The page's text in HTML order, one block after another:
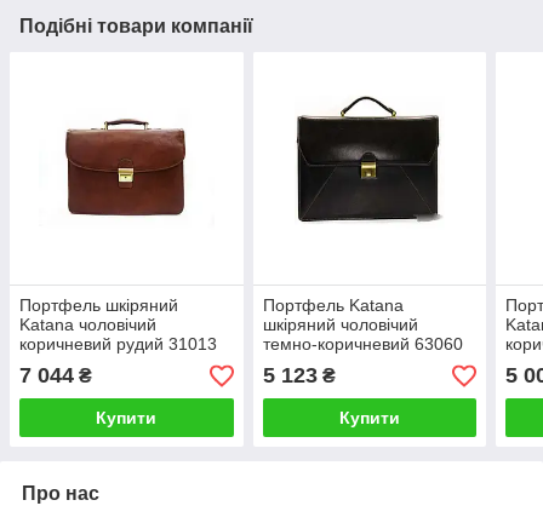
Подібні товари компанії
Портфель шкіряний
Katana чоловічий
коричневий рудий 31013
7 044 ₴
Купити
Портфель Katana
шкіряний чоловічий
темно-коричневий 63060
5 123₴
Купити
5
Про нас